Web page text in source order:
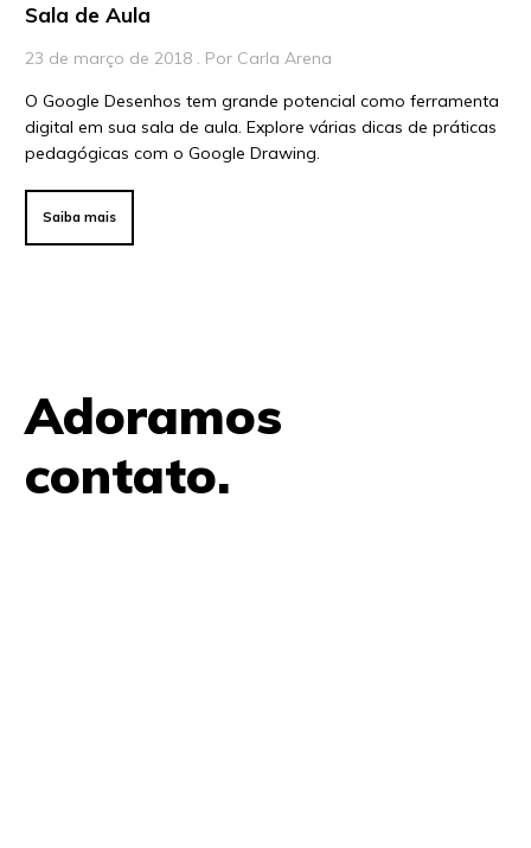
Artigos
Para Educadores
Para Líderes
Sala de Aula
23 de março de 2018 . Por Carla Arena
O Google Desenhos tem grande potencial como ferramenta
digital em sua sala de aula. Explore várias dicas de práticas
pedagógicas com o Google Drawing.
Saiba mais
Adoramos
contato.